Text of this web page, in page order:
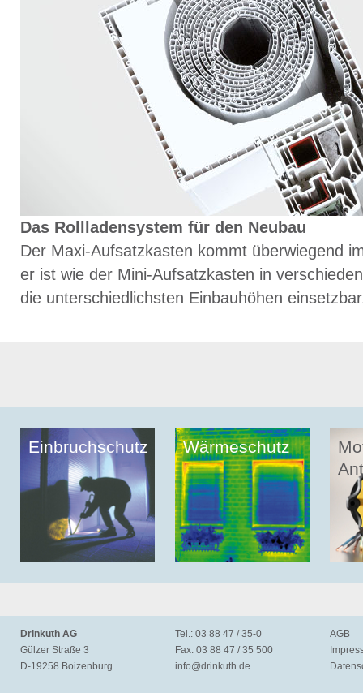
Das Rollladensystem für den Neubau
Der Maxi-Aufsatzkasten kommt überwiegend
er ist wie der Mini-Aufsatzkasten in
die unterschiedlichsten Einbauhöhen
Einbruchschutz Wärmeschutz
Drinkuth AG
Gülzer Straße 3
D-19258 Boizenburg
Tel.: 03 88 47 / 35-0
Fax: 03 88 47 / 35 500
info@drinkuth.de
AGB